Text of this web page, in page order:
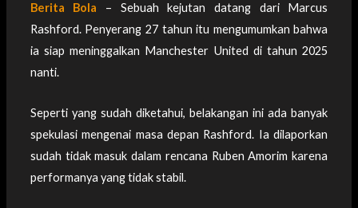
Berita Bola – Sebuah kejutan datang dari Marcus
Rashford. Penyerang 27 tahun itu mengumumkan bahwa
ia siap meninggalkan Manchester United di tahun 2025
nanti.
Seperti yang sudah diketahui, belakangan ini ada banyak
spekulasi mengenai masa depan Rashford. Ia dilaporkan
sudah tidak masuk dalam rencana Ruben Amorim karena
performanya yang tidak stabil.